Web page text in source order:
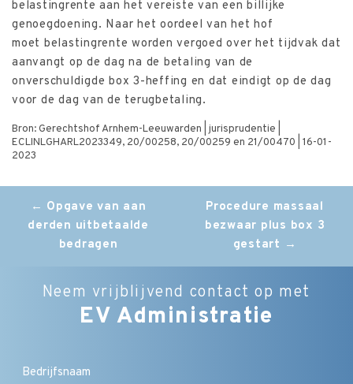
belastingrente aan het vereiste van een billijke
genoegdoening. Naar het oordeel van het hof
moet belastingrente worden vergoed over het tijdvak dat
aanvangt op de dag na de betaling van de
onverschuldigde box 3-heffing en dat eindigt op de dag
voor de dag van de terugbetaling.
Bron: Gerechtshof Arnhem-Leeuwarden | jurisprudentie |
ECLINLGHARL2023349, 20/00258, 20/00259 en 21/00470 | 16-01-
2023
Post
navigation
← Opgave van aan
derden uitbetaalde
bedragen
Procedure massaal
bezwaar plus box 3
gestart →
Neem vrijblijvend contact op met
EV Administratie